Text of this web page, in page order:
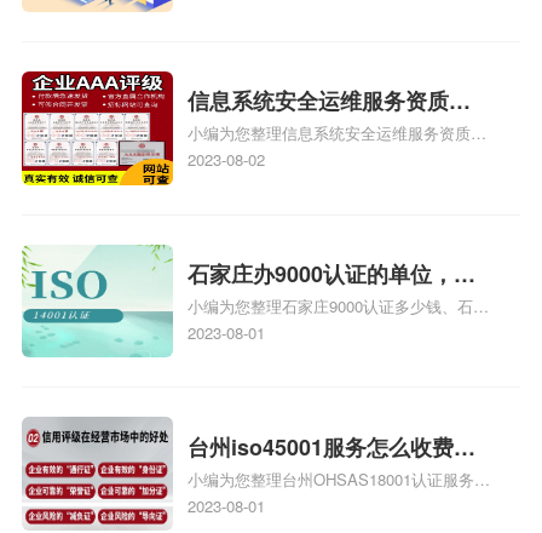
信息系统安全运维服务资质二
级费用，信息系统安全运维服
务资质二级
小编为您整理信息系统安全运维服务资质认
证证书机构有哪些、安全运维服务资质的费
体系认证知识，详情可查看下方正文！
2023-08-02
石家庄办9000认证的单位，石
家庄9000认证的公司
小编为您整理石家庄9000认证多少钱、石家
庄9000认证价格多少钱、石家庄9000认证
2023-08-01
台州iso45001服务怎么收费，
台州iso45001认证服务怎么收
费
小编为您整理台州OHSAS18001认证服务中
心哪家收费便宜、台州ISO9000认证，哪个
2023-08-01